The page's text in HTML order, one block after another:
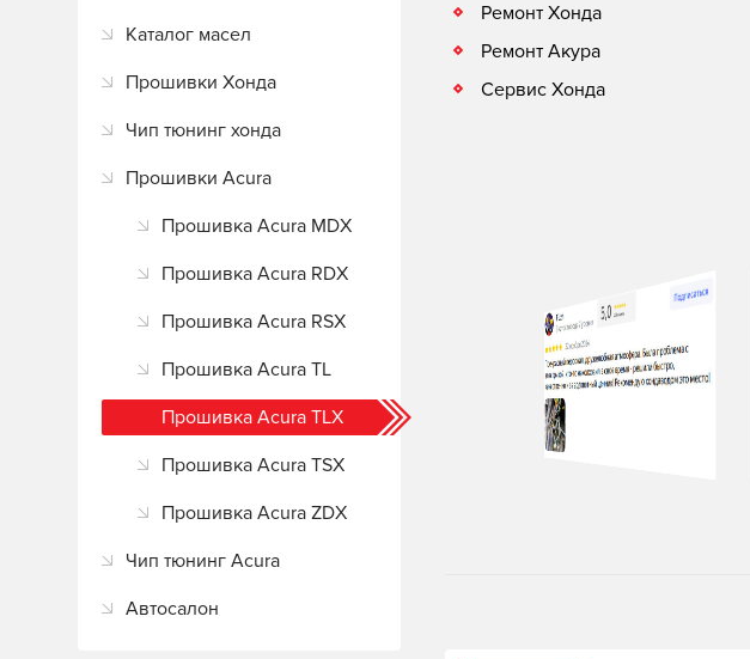
Каталог масел
Прошивки Хонда
Чип тюнинг хонда
Прошивки Acura
Прошивка Acura MDX
Прошивка Acura RDX
Прошивка Acura RSX
Прошивка Acura TL
Прошивка Acura TLX
Прошивка Acura TSX
Прошивка Acura ZDX
Чип тюнинг Acura
Автосалон
Ремонт Хонда
Ремонт Акура
Сервис Хонда